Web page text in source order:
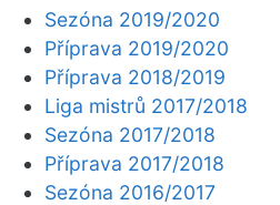
Sezóna 2019/2020
Příprava 2019/2020
Příprava 2018/2019
Liga mistrů 2017/2018
Sezóna 2017/2018
Příprava 2017/2018
Sezóna 2016/2017